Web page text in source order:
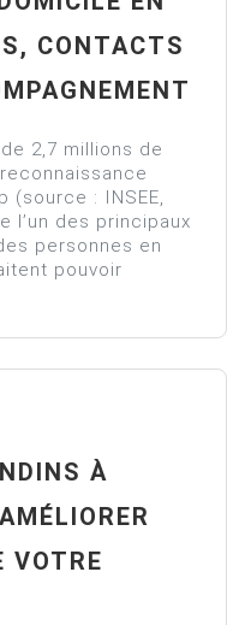
CONTACTS
2,7 millions de
(source : INSEE,
l’un des principaux
personnes en
pouvoir
À
VOTRE